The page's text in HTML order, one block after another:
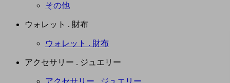
その他
ウォレット . 財布
ウォレット . 財布
アクセサリー . ジュエリー